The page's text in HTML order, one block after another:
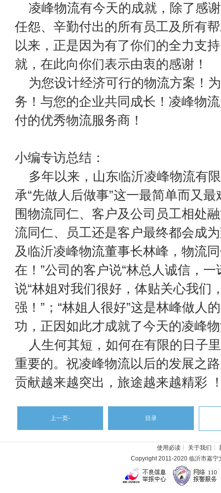
凌峰物流有今天的成就，除了感
任怨、辛勤付出的所有员工及所有
以来，正是因为有了你们的全力支
就，在此向你们表示由衷的感谢！
为您设计经济可行的物流方案！
务！与您的企业共同成长！凌峰物
付的优秀物流服务商！
小编专访总结：
多年以来，山东临沂凌峰物流有
承“先做人后做事”这一最简单而又
围物流同仁、客户及公司员工相处
流同仁、员工还是客户最终都会成
及临沂凌峰物流董事长林峰，物流
在！”公司的客户说“林总人诚信，
说“林姐对我们很好，体贴关心我们
强！”；“林姐人很好”这是林峰做人
功，正因如此才成就了今天的凌峰
人生何其短，如何在有限的日子
重要的。祝凌峰物流以后的发展之
贡献越来越突出，旅途越来越精彩
上一页- 目录
使用必读┊ 关于我们 ┊
Copyright 2011-2020 临沂市嘉